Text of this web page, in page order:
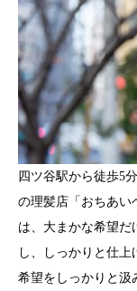
四ツ谷駅から徒歩5
の理髪店「おちあい
は、大まかな希望だ
し、しっかりと仕
希望をしっかりと汲